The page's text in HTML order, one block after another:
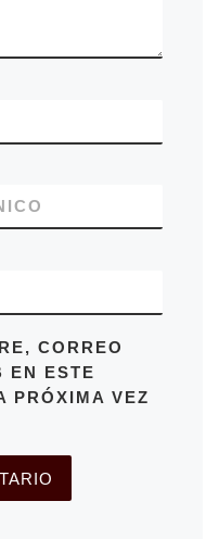
CORREO
EN ESTE
PRÓXIMA VEZ